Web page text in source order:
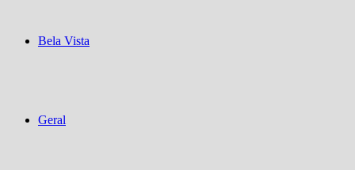
Bela Vista
Geral